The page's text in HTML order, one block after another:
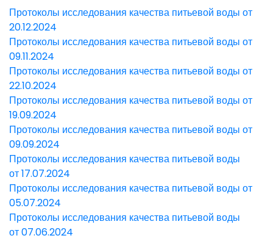
Протоколы исследования качества питьевой воды от
20.12.2024
Протоколы исследования качества питьевой воды от
09.11.2024
Протоколы исследования качества питьевой воды от
22.10.2024
Протоколы исследования качества питьевой воды от
19.09.2024
Протоколы исследования качества питьевой воды от
09.09.2024
Протоколы исследования качества питьевой воды
от 17.07.2024
Протоколы исследования качества питьевой воды от
05.07.2024
Протоколы исследования качества питьевой воды
от 07.06.2024